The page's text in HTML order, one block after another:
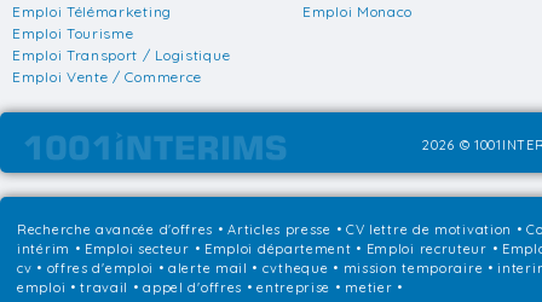
Emploi Télémarketing
Emploi Tourisme
Emploi Transport / Logistique
Emploi Vente / Commerce
Emploi Monaco
2026 ©
Recherche avancée d'offres •Articles presse • CV lettre de motivation •
intérim • Emploi secteur • Emploi département • Emploi recruteur •
cv • offres d'emploi • alerte mail • cvtheque • mission temporaire •
emploi • travail • appel d'offres • entreprise • metier •